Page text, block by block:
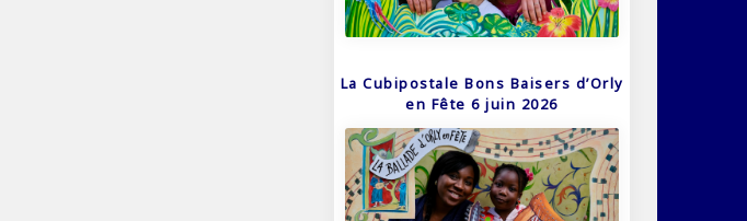
La Cubipostale Bons Baisers d’Orly
en Fête 6 juin 2026